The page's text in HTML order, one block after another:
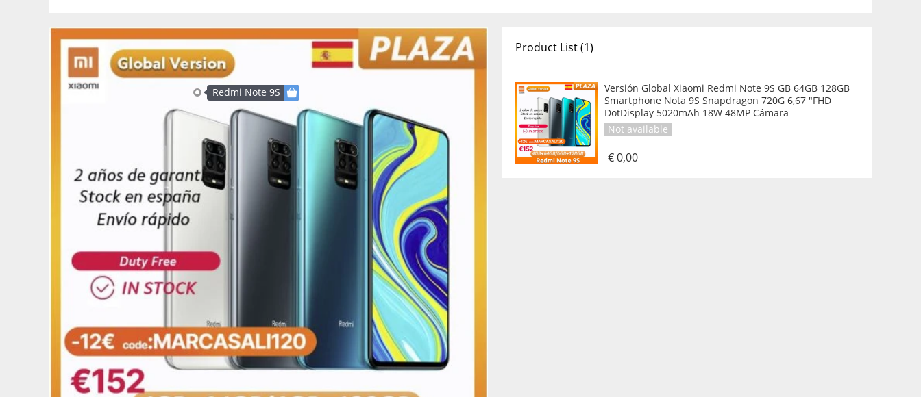
Product List (1)
Versión Global Xiaomi Redmi Note 9S GB 64GB 128GB
Smartphone Nota 9S Snapdragon 720G 6,67 "FHD
DotDisplay 5020mAh 18W 48MP Cámara
Not available
€ 0,00
Redmi Note 9S